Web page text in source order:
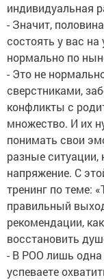
индивидуальная
- Значит,
состоять у вас на
нормально по
- Это не
сверстниками,
конфликты с
множество. И их
понимать свои
разные ситуации,
напряжение. С
тренинг по теме:
правильный
рекомендации,
восстановить
- В РОО лишь одна
успеваете